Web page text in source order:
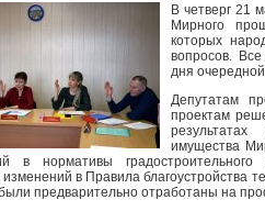
В четверг 21
Мирного
которых
вопросов.
дня
Депутатам
проектам
результатах
имущества
в нормативы
в Правила благоустройства
предварительно отработаны на